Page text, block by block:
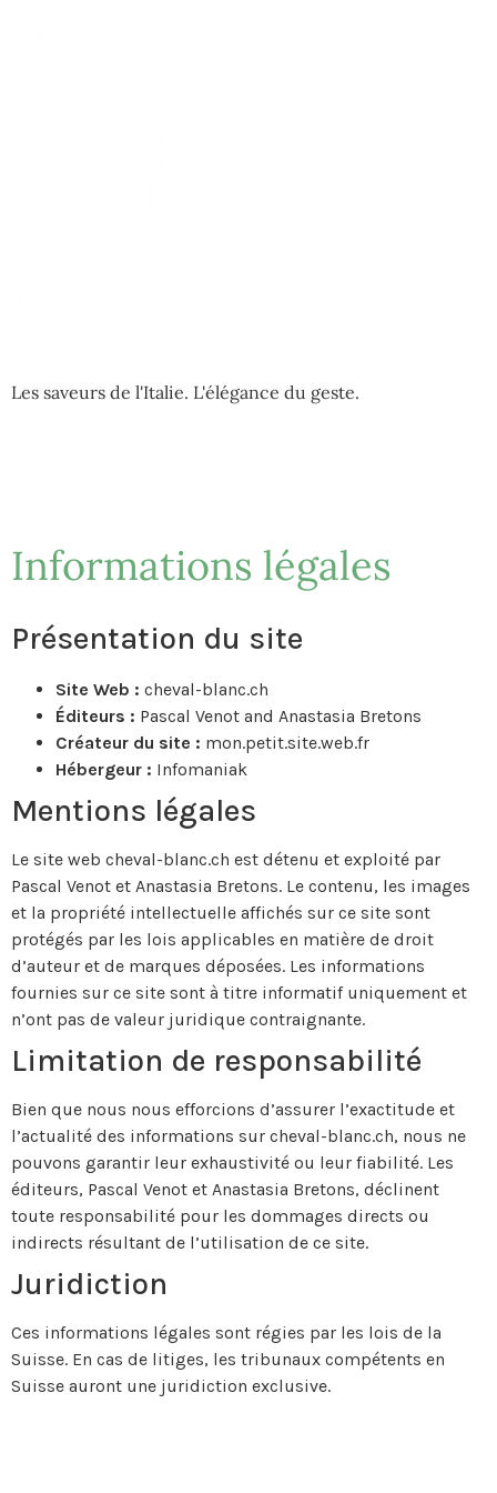
Les saveurs de l'Italie. L'élégance du geste.
Informations légales
Présentation du site
Site Web : cheval-blanc.ch
Éditeurs : Pascal Venot and Anastasia Bretons
Créateur du site : mon.petit.site.web.fr
Hébergeur : Infomaniak
Mentions légales
Le site web cheval-blanc.ch est détenu et exploité par
Pascal Venot et Anastasia Bretons. Le contenu, les images
et la propriété intellectuelle affichés sur ce site sont
protégés par les lois applicables en matière de droit
d’auteur et de marques déposées. Les informations
fournies sur ce site sont à titre informatif uniquement et
n’ont pas de valeur juridique contraignante.
Limitation de responsabilité
Bien que nous nous efforcions d’assurer l’exactitude et
l’actualité des informations sur cheval-blanc.ch, nous ne
pouvons garantir leur exhaustivité ou leur fiabilité. Les
éditeurs, Pascal Venot et Anastasia Bretons, déclinent
toute responsabilité pour les dommages directs ou
indirects résultant de l’utilisation de ce site.
Juridiction
Ces informations légales sont régies par les lois de la
Suisse. En cas de litiges, les tribunaux compétents en
Suisse auront une juridiction exclusive.